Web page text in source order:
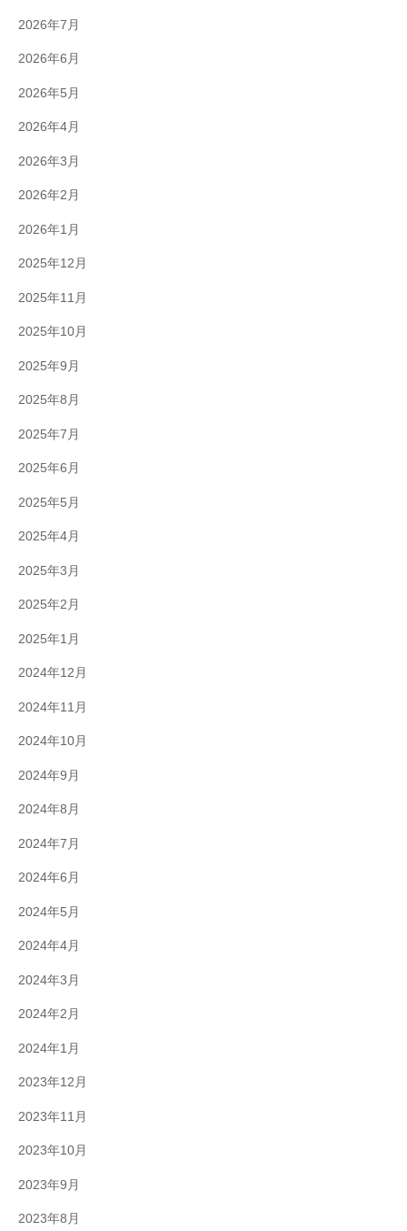
2026年7月
2026年6月
2026年5月
2026年4月
2026年3月
2026年2月
2026年1月
2025年12月
2025年11月
2025年10月
2025年9月
2025年8月
2025年7月
2025年6月
2025年5月
2025年4月
2025年3月
2025年2月
2025年1月
2024年12月
2024年11月
2024年10月
2024年9月
2024年8月
2024年7月
2024年6月
2024年5月
2024年4月
2024年3月
2024年2月
2024年1月
2023年12月
2023年11月
2023年10月
2023年9月
2023年8月